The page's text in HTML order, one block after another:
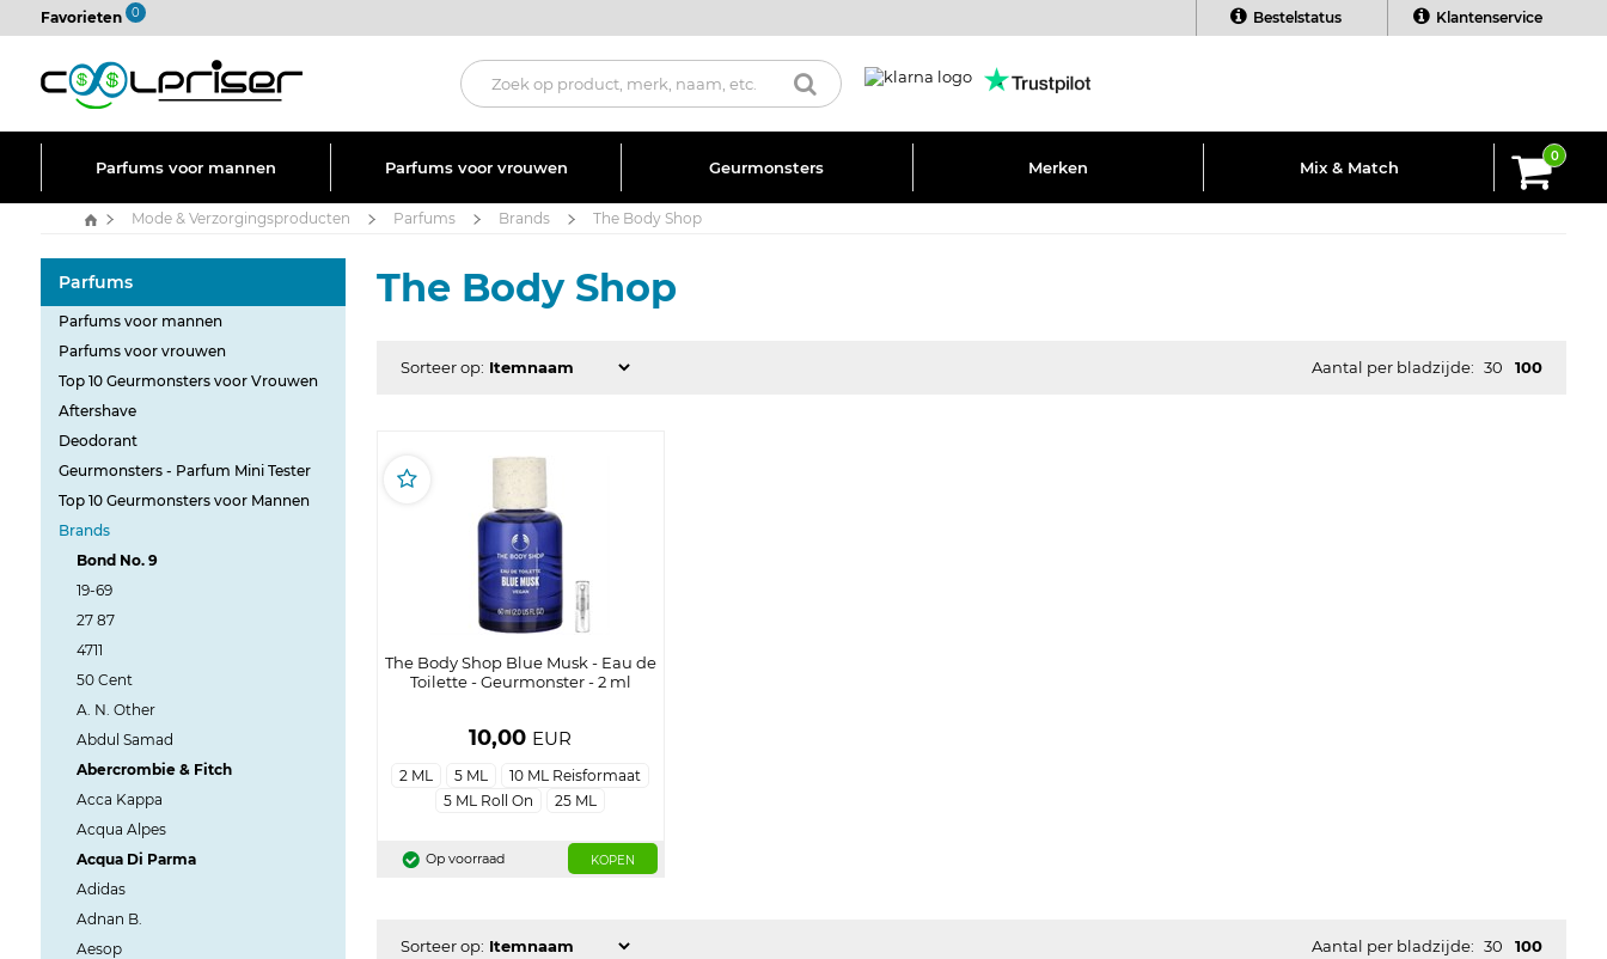
Favorieten 0 Bestelstatus Klantenservice
Parfums voor mannen Parfums voor vrouwen Geurmonsters Merken Mix & Match
0
Mode & Verzorgingsproducten Parfums Brands The Body Shop
Parfums
Parfums voor mannen
Parfums voor vrouwen
Top 10 Geurmonsters voor Vrouwen
Aftershave
Deodorant
Geurmonsters - Parfum Mini Tester
Top 10 Geurmonsters voor Mannen
Brands
Bond No. 9
19-69
27 87
4711
50 Cent
A. N. Other
Abdul Samad
Abercrombie & Fitch
Acca Kappa
Acqua Alpes
Acqua Di Parma
Adidas
Adnan B.
Aesop
The Body Shop
Sorteer op: Aantal per bladzijde: 30 100
The Body Shop Blue Musk - Eau de
Toilette - Geurmonster - 2 ml
10,00 EUR
2 ML 5 ML
10 ML Reisformaat
5 ML Roll On
25 ML
Op voorraad KOPEN
Sorteer op: Aantal per bladzijde: 30 100